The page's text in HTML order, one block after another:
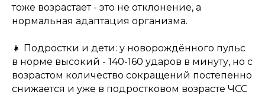
тоже возрастает - это не отклонение, а
нормальная адаптация организма.
👧 Подростки и дети: у новорождённого пульс
в норме высокий - 140-160 ударов в минуту, но с
возрастом количество сокращений постепенно
снижается и уже в подростковом возрасте ЧСС